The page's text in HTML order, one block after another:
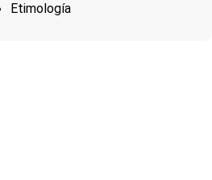
Etimología